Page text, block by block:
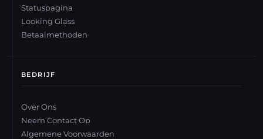
Statuspagina
Looking Glass
Betaalmethoden
BEDRIJF
Over Ons
Neem Contact Op
Algemene Voorwaarden